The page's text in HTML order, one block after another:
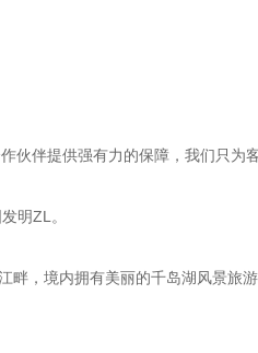
伴提供强有力的保障，我们只为客
明ZL。
境内拥有美丽的千岛湖风景旅游